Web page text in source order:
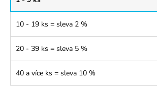
10 - 19 ks = sleva 2 %
20 - 39 ks = sleva 5 %
40 a více ks = sleva 10 %
D
o
o
u